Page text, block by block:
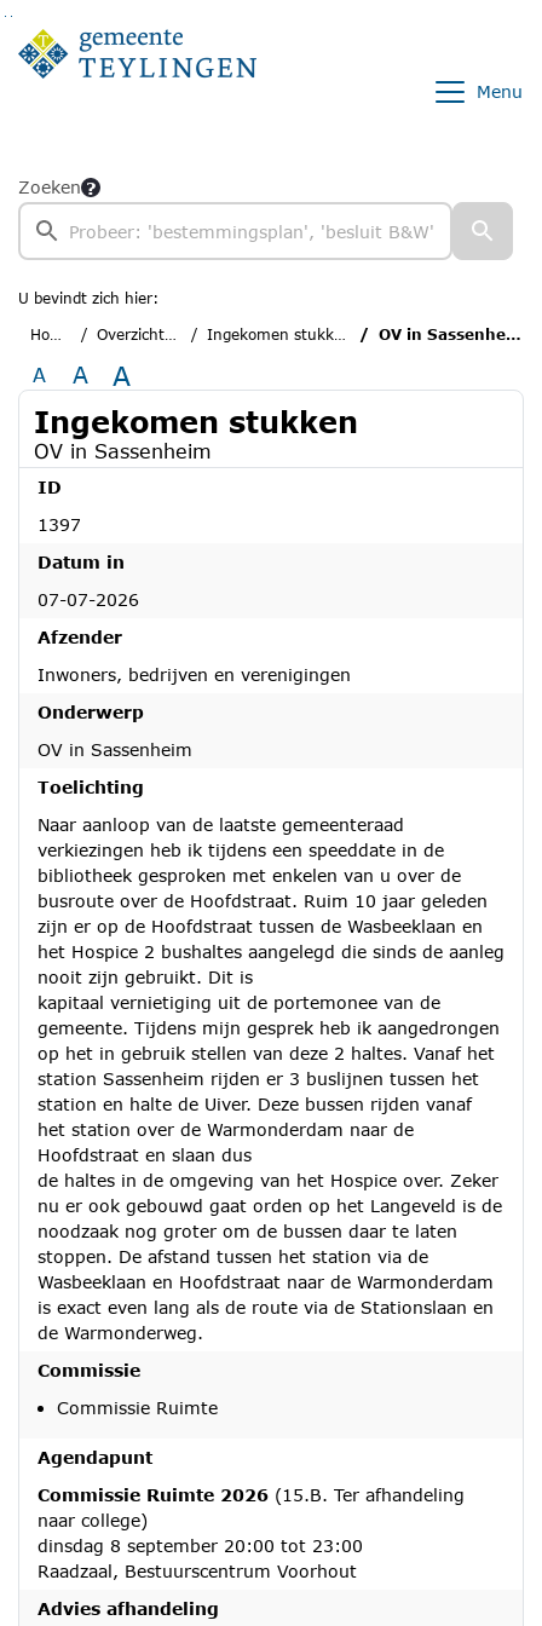
Ga naar de inhoud van deze pagina
Ga naar het zoeken
Ga naar het menu
Menu
Zoeken
U bevindt zich hier:
Home
Overzichten Ingekomen stukken OV in Sassenheim
A A A
Ingekomen stukken
OV in Sassenheim
ID
1397
Datum in
07-07-2026
Afzender
Inwoners, bedrijven en verenigingen
Onderwerp
OV in Sassenheim
Toelichting
Naar aanloop van de laatste gemeenteraad
verkiezingen heb ik tijdens een speeddate in de
bibliotheek gesproken met enkelen van u over de
busroute over de Hoofdstraat. Ruim 10 jaar geleden
zijn er op de Hoofdstraat tussen de Wasbeeklaan en
het Hospice 2 bushaltes aangelegd die sinds de aanleg
nooit zijn gebruikt. Dit is
kapitaal vernietiging uit de portemonee van de
gemeente. Tijdens mijn gesprek heb ik aangedrongen
op het in gebruik stellen van deze 2 haltes. Vanaf het
station Sassenheim rijden er 3 buslijnen tussen het
station en halte de Uiver. Deze bussen rijden vanaf
het station over de Warmonderdam naar de
Hoofdstraat en slaan dus
de haltes in de omgeving van het Hospice over. Zeker
nu er ook gebouwd gaat orden op het Langeveld is de
noodzaak nog groter om de bussen daar te laten
stoppen. De afstand tussen het station via de
Wasbeeklaan en Hoofdstraat naar de Warmonderdam
is exact even lang als de route via de Stationslaan en
de Warmonderweg.
Commissie
Commissie Ruimte
Agendapunt
Commissie Ruimte 2026 (15.B. Ter afhandeling
naar college)
dinsdag 8 september 20:00 tot 23:00
Raadzaal, Bestuurscentrum Voorhout
Advies afhandeling